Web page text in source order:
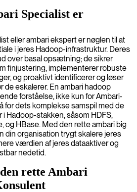
Specialist er
eller ambari ekspert er nøglen til at
i jeres Hadoop-infrastruktur. Deres
over basal opsætning; de sikrer
finjustering, implementerer robuste
og proaktivt identificerer og løser
de eskalerer. En ambari hadoop
forståelse, ikke kun for Ambari-
for dets komplekse samspil med de
Hadoop-stakken, såsom HDFS,
og HBase. Med den rette ambari big
din organisation trygt skalere jeres
værdien af jeres dataaktiver og
nedetid.
rette Ambari